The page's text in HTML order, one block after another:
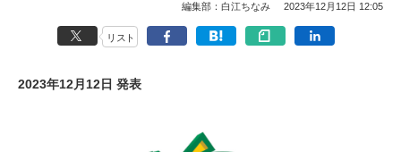
編集部：白江ちなみ 2023年12月12日 12:05
リスト
2023年12月12日 発表